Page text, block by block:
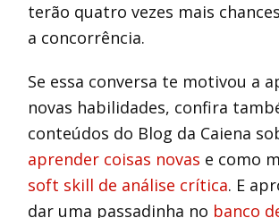
terão quatro vezes mais
a concorrência.
Se essa conversa te motivou a
novas habilidades, confira
conteúdos do Blog da Caiena
aprender coisas novas e como
soft skill de análise crítica. E
dar uma passadinha no banco